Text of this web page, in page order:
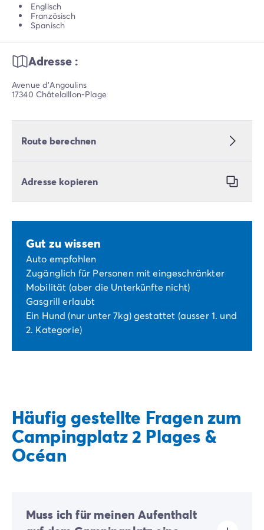
Englisch
Französisch
Spanisch
Adresse :
Avenue d'Angoulins
17340 Châtelaillon-Plage
Route berechnen
Adresse kopieren
Gut zu wissen
Auto empfohlen
Zugänglich für Personen mit eingeschränkter
Mobilität (aber die Unterkünfte nicht)
Gasgrill erlaubt
Ein Hund (nur unter 7kg) gestattet (ausser 1. und
2. Kategorie)
Häufig gestellte Fragen zum
Campingplatz 2 Plages &
Océan
Muss ich für meinen Aufenthalt